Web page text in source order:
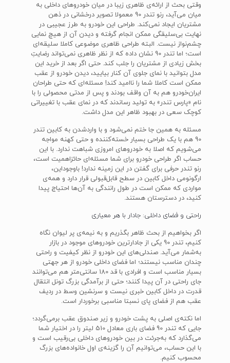
وقتی بحث از ارائه‌ی ظاهری زیبا در میان خودروهای داخلی به
میان می‌آید، رنو تندر 90 معمولا تصویر درخشانی در ذهن
مشتریان ایجاد نمی‌کند. طراحی این خودرو به طرز عجیبی در
نهایت بی‌سلیقگی ممکن انجام گرفته و دیدن آن از هیچ نمایی
چشم‌نواز نیست. البته طراحی ظاهری موضوعی کاملا سلیقه‌ای
است؛ اما تندر 90 نشان داده که از نظر ظاهری نمی‌تواند رضایتِ
بخش زیادی از مشتریان را جلب کند. حتی اگر بعد از خرید این
مدل بتوانید با نمای جلوی آن کنار بیایید، دیدن خودرو از عقب
ممکن است کاملا شما را ناامید کند! مسئله‌ای که حتی طراحان
ایران‌خودرو هم به آن واقف بودند و پس از مدتی محصولی را با
نام «پارس تندر» به تولید رساندند که در نمای عقب با تغییراتی
کوچک سعی در بهبود ظاهر این مدل داشت.
مسئله به همین جا ختم نمی‌شود و با واردشدن به کابین تندر
90 هم با یک طراحی بسیار خسته‌کننده و حتی کهنه مواجه
می‌شویم که اصلا به خودروهای امروزی شباهت ندارد. با این
حساب اگر طراحی خودرو برای شما مسئله‌ای حائزاهمیت است،
رنو تندر حرفی برای گفتن در این زمینه ندارد! باوجوداین،
ارگونومی داخل کابین در سطح قابل‌قبولی قرار دارد و همه‌ی
مواردی که ممکن است در طول رانندگی به آن‌ها احتیاج پیدا
کنید، در دسترستان هستند.
راحتی و فضای داخلی: جادار با هر معیاری
اگر بخواهیم از بحث ظاهر بگذریم و به نیمه‌ی پر لیوان نگاه
کنیم، تندر 90 یکی از جادارترین خودروهای موجود در بازار
به‌شمار می‌آید. صندلی‌های این خودرو از نظر کیفیت و راحتی
چندان مناسب نیستند؛ اما فضای داخلی خودرو از هر جهتی
بسیار مناسب است و افرادی با قد 180 سانتی‌متر هم می‌توانند
جای راحتی در آن پیدا کنند؛ حتی از برآمدگی بزرگ تونل انتقال
قدرت در داخل کابین خبری نیست و سرنشین وسط در ردیف
عقب هم از فضای پای نسبتا مناسبی برخوردار است.
اما نکته‌ی اصلی به پشت خودرو و زیر صندوق عقب برمی‌گردد؛
جایی که تندر 90 فضای باری معادل 510 لیتر را در اختیار شما
می‌گذارد که به‌جرئت در بین خودروهای داخلی بی‌رقیب است و
با این حساب، می‌توانیم آن را گزینه‌ی اول خانواده‌های بزرگ
محسوب کنیم.